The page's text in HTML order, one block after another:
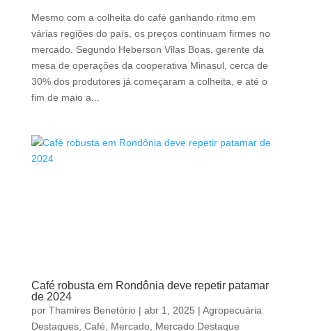
Mesmo com a colheita do café ganhando ritmo em
várias regiões do país, os preços continuam firmes no
mercado. Segundo Heberson Vilas Boas, gerente da
mesa de operações da cooperativa Minasul, cerca de
30% dos produtores já começaram a colheita, e até o
fim de maio a...
Café robusta em Rondônia deve repetir patamar
de 2024
por Thamires Benetório| abr 1, 2025 | Agropecuária
Destaques, Café, Mercado, Mercado Destaque